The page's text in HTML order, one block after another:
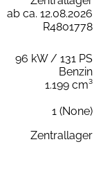
ab ca. 12.08.2026
R4801778
96 kW / 131 PS
Benzin
1.199 cm³
1 (None)
Zentrallager